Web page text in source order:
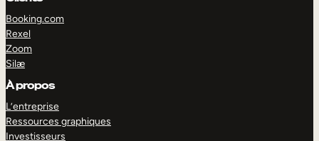
Booking.com
Rexel
Zoom
Silæ
À propos
L’entreprise
Ressources graphiques
Investisseurs